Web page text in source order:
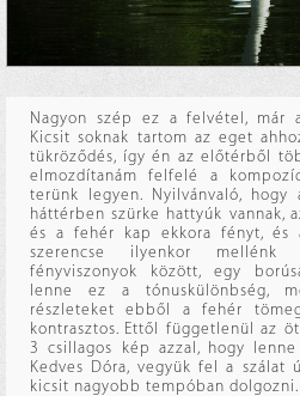
Nagyon szép ez a felvétel, már
Kicsit soknak tartom az eget
tükröződés, így én az előtérből
elmozdítanám felfelé a
terünk legyen. Nyilvánvaló, hogy
háttérben szürke hattyúk vannak,
és a fehér kap ekkora fényt, és
szerencse ilyenkor mellénk
fényviszonyok között, egy
lenne ez a tónuskülönbség,
részleteket ebből a fehér
kontrasztos. Ettől függetlenül az
3 csillagos kép azzal, hogy
Kedves Dóra, vegyük fel a szálat
kicsit nagyobb tempóban